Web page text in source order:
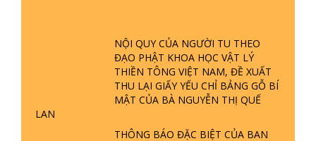
NỘI QUY CỦA NGƯỜI TU THEO
ĐẠO PHẬT KHOA HỌC VẬT LÝ
THIỀN TÔNG VIỆT NAM, ĐỀ XUẤT
THU LẠI GIẤY YẾU CHỈ BẢNG GỖ BÍ
MẬT CỦA BÀ NGUYỄN THỊ QUẾ
LAN
THÔNG BÁO ĐẶC BIỆT CỦA BAN
ĐỨC CHÚA TRỜI LÀ AI? QUỶ SA
TĂNG? | TTTD
GIẢI ĐÁP THIỀN TÔNG ĐẶC BIỆT P22
- TẠI SAO TRÁI ĐẤT NHIỀU THIÊN TAI